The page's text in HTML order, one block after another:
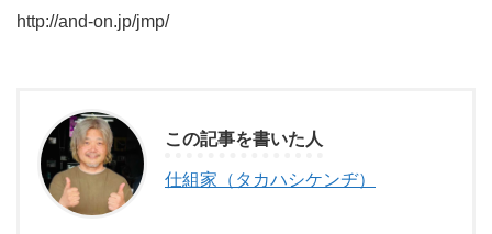
http://and-on.jp/jmp/
この記事を書いた人
仕組家（タカハシケンヂ）